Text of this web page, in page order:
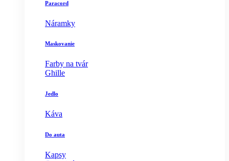
Paracord
Náramky
Maskovanie
Farby na tvár
Ghille
Jedlo
Káva
Do auta
Kapsy